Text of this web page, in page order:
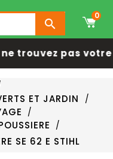

0
trouvez pas
ET JARDIN
SE 62 E STIHL